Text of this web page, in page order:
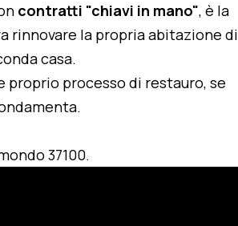
contratti "chiavi in mano", è la
rinnovare la propria abitazione di
casa.
processo di restauro, se
37100.